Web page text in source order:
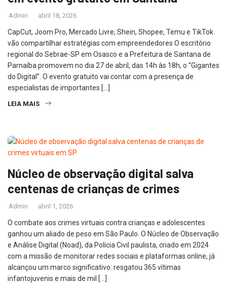
Admin abril 18, 2026
CapCut, Joom Pro, Mercado Livre, Shein, Shopee, Temu e TikTok
vão compartilhar estratégias com empreendedores O escritório
regional do Sebrae-SP em Osasco e a Prefeitura de Santana de
Parnaíba promovem no dia 27 de abril, das 14h às 18h, o “Gigantes
do Digital”. O evento gratuito vai contar com a presença de
especialistas de importantes […]
LEIA MAIS
Núcleo de observação digital salva
centenas de crianças de crimes
Admin abril 1, 2026
O combate aos crimes virtuais contra crianças e adolescentes
ganhou um aliado de peso em São Paulo. O Núcleo de Observação
e Análise Digital (Noad), da Polícia Civil paulista, criado em 2024
com a missão de monitorar redes sociais e plataformas online, já
alcançou um marco significativo: resgatou 365 vítimas
infantojuvenis e mais de mil […]